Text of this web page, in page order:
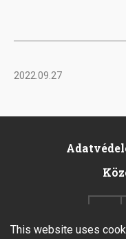
2022.09.27
Footer
This website uses